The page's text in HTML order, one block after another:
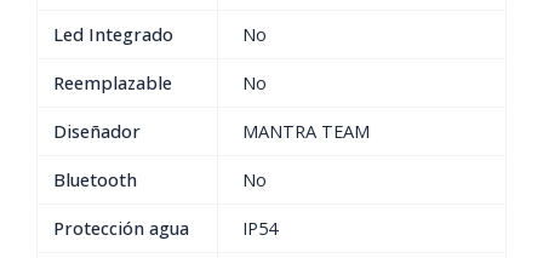
Led Integrado
No
Reemplazable
No
Diseñador
MANTRA TEAM
Bluetooth
No
Protección agua
IP54